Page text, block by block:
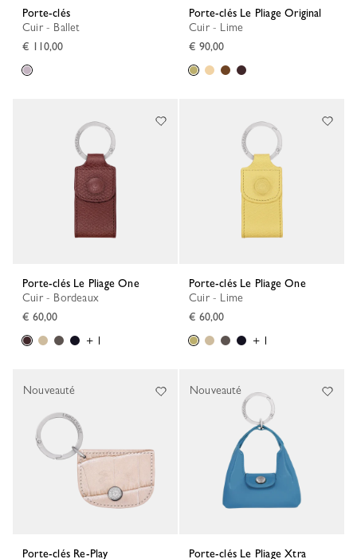
Porte-clés
Cuir - Ballet
€ 110,00
Porte-clés Le Pliage Original
Cuir - Lime
€ 90,00
Porte-clés Le Pliage One
Cuir - Bordeaux
€ 60,00
+ 1
Porte-clés Le Pliage One
Cuir - Lime
€ 60,00
+ 1
Porte-clés Re-Play
Nouveauté
Porte-clés Le Pliage Xtra
Nouveauté